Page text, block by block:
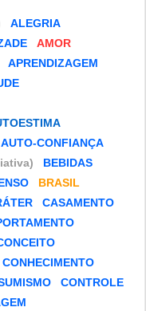
ALEGRIA
AMOR
APRENDIZAGEM
AUTO-CONFIANÇA
BEBIDAS
BRASIL
CASAMENTO
CONHECIMENTO
CONTROLE